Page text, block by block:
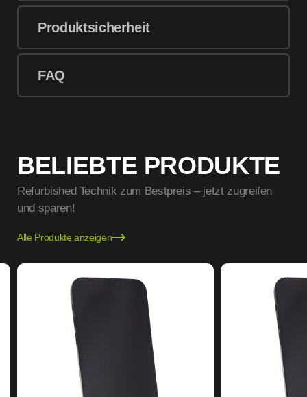
Produktsicherheit
FAQ
BELIEBTE PRODUKTE
Refurbished Technik zum Bestpreis – jetzt zugreifen
und sparen!
Alle Produkte anzeigen